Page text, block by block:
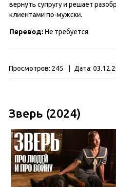
вернуть супругу и решает
клиентами по-мужски.
Перевод: Не требуется
Просмотров: 245 Дата:
Зверь (2024)